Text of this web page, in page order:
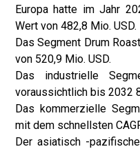
Europa hatte im Jahr
Wert von 482,8 Mio. USD.
Das Segment Drum
von 520,9 Mio. USD.
Das industrielle
voraussichtlich bis 2032
Das kommerzielle
mit dem schnellsten
Der asiatisch -